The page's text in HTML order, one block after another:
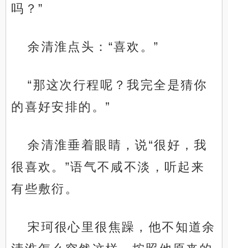
吗？”
余清淮点头：“喜欢。”
“那这次行程呢？我完全是猜你
的喜好安排的。”
余清淮垂着眼睛，说“很好，我
很喜欢。”语气不咸不淡，听起来
有些敷衍。
宋珂很心里很焦躁，他不知道余